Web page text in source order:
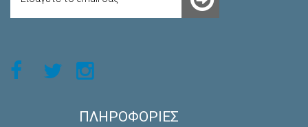
ΠΛΗΡΟΦΟΡΊΕΣ